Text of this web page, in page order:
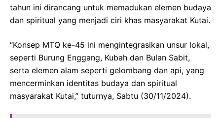
tahun ini dirancang untuk memadukan elemen budaya
dan spiritual yang menjadi ciri khas masyarakat Kutai.
“Konsep MTQ ke-45 ini mengintegrasikan unsur lokal,
seperti Burung Enggang, Kubah dan Bulan Sabit,
serta elemen alam seperti gelombang dan api, yang
mencerminkan identitas budaya dan spiritual
masyarakat Kutai,” tuturnya, Sabtu (30/11/2024).